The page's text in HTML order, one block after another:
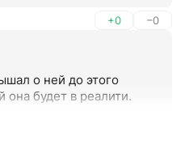
+0 –0
о ней до этого
она будет в реалити.